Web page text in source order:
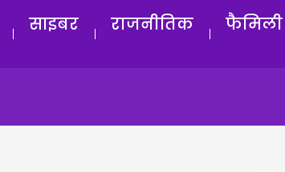
साइबर राजनीतिक फैमिली